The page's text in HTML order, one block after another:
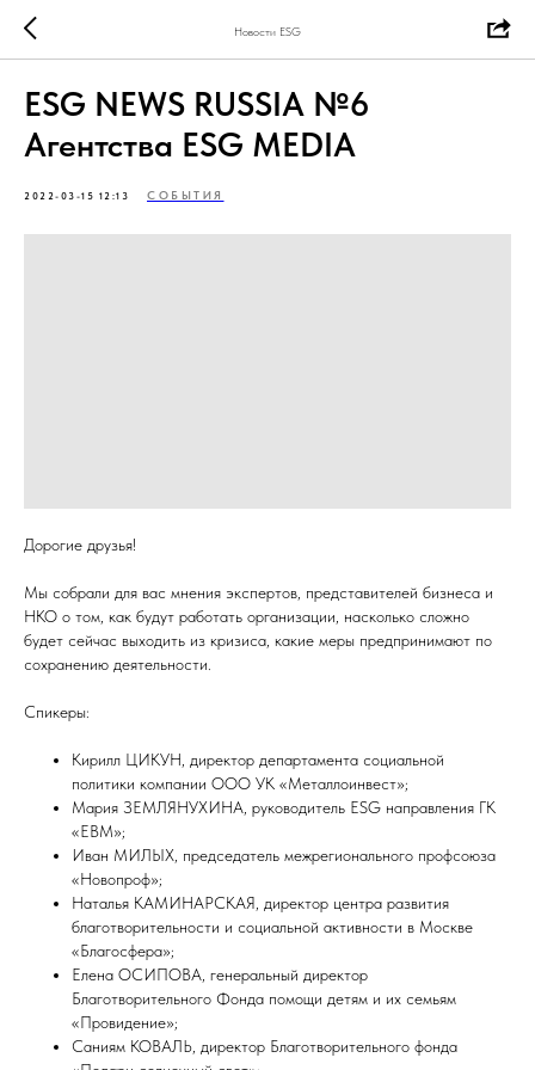
Новости ESG
ESG NEWS RUSSIA №6
Агентства ESG MEDIA
2022-03-15 12:13 СОБЫТИЯ
Дорогие друзья!
Мы собрали для вас мнения экспертов, представителей бизнеса и
НКО о том, как будут работать организации, насколько сложно
будет сейчас выходить из кризиса, какие меры предпринимают по
сохранению деятельности.
Спикеры:
Кирилл ЦИКУН, директор департамента социальной
политики компании OOO УК «Металлоинвест»;
Мария ЗЕМЛЯНУХИНА, руководитель ESG направления ГК
«ЕВМ»;
Иван МИЛЫХ, председатель межрегионального профсоюза
«Новопроф»;
Наталья КАМИНАРСКАЯ, директор центра развития
благотворительности и социальной активности в Москве
«Благосфера»;
Елена ОСИПОВА, генеральный директор
Благотворительного Фонда помощи детям и их семьям
«Провидение»;
Саниям КОВАЛЬ, директор Благотворительного фонда